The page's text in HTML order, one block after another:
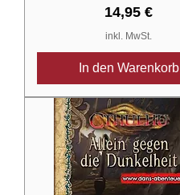
Preis
14,95 €
inkl. MwSt.
In den Warenkorb